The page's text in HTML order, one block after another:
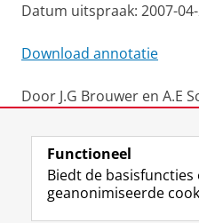
Datum uitspraak: 2007-
Download annotatie
Door J.G Brouwer en A.E
Laatst gewijzigd: 12 april
Functioneel
Biedt de
geanonimiseerde